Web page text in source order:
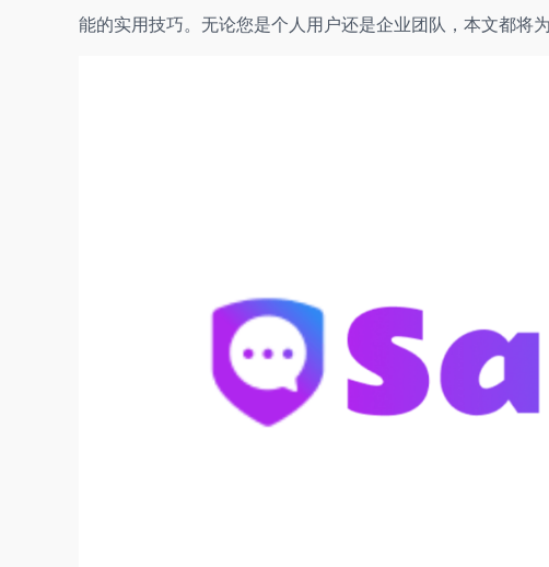
能的实用技巧。无论您是个人用户还是企业团队，本文都将